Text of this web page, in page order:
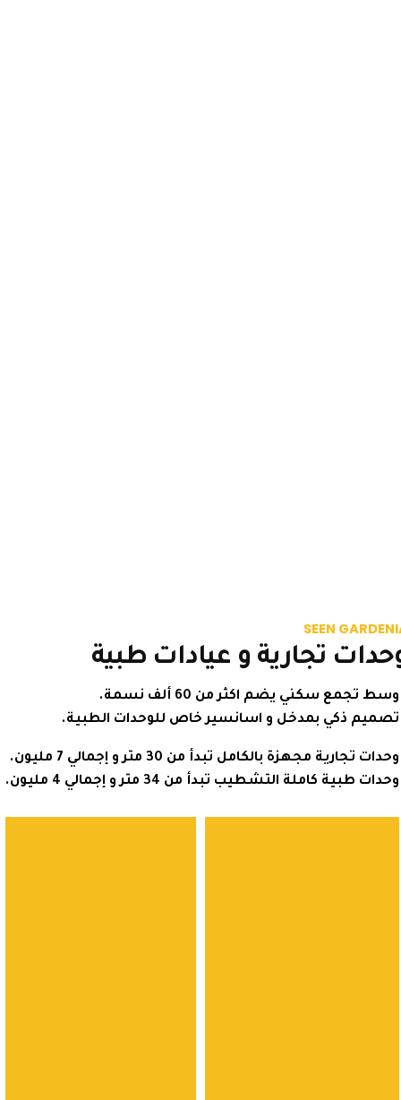
SEEN
تجارية و عيادات طبية
سكني يضم اكثر من 60 ألف نسمة.
ذكي بمدخل و اسانسير خاص للوحدات الطبية.
مجهزة بالكامل تبدأ من 30 متر و إجمالي 7 مليون.
كاملة التشطيب تبدأ من 34 متر و إجمالي 4 مليون.